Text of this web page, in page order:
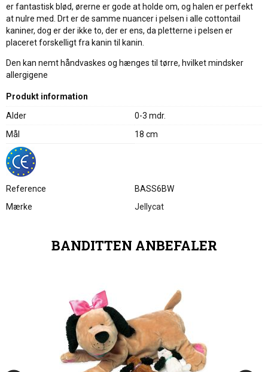
er fantastisk blød, ørerne er gode at holde om, og halen er perfekt
at nulre med. Drt er de samme nuancer i pelsen i alle cottontail
kaniner, dog er der ikke to, der er ens, da pletterne i pelsen er
placeret forskelligt fra kanin til kanin.
Den kan nemt håndvaskes og hænges til tørre, hvilket mindsker
allergigene
Produkt information
Alder
0-3 mdr.
Mål
18 cm
Reference
BASS6BW
Mærke
Jellycat
BANDITTEN ANBEFALER